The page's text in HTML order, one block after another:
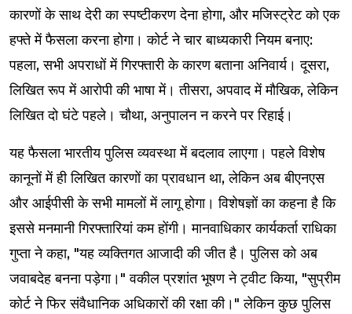
कारणों के साथ देरी का स्पष्टीकरण देना होगा, और मजिस्ट्रेट को एक
हफ्ते में फैसला करना होगा। कोर्ट ने चार बाध्यकारी नियम बनाए:
पहला, सभी अपराधों में गिरफ्तारी के कारण बताना अनिवार्य। दूसरा,
लिखित रूप में आरोपी की भाषा में। तीसरा, अपवाद में मौखिक, लेकिन
लिखित दो घंटे पहले। चौथा, अनुपालन न करने पर रिहाई।
यह फैसला भारतीय पुलिस व्यवस्था में बदलाव लाएगा। पहले विशेष
कानूनों में ही लिखित कारणों का प्रावधान था, लेकिन अब बीएनएस
और आईपीसी के सभी मामलों में लागू होगा। विशेषज्ञों का कहना है कि
इससे मनमानी गिरफ्तारियां कम होंगी। मानवाधिकार कार्यकर्ता राधिका
गुप्ता ने कहा, "यह व्यक्तिगत आजादी की जीत है। पुलिस को अब
जवाबदेह बनना पड़ेगा।" वकील प्रशांत भूषण ने ट्वीट किया, "सुप्रीम
कोर्ट ने फिर संवैधानिक अधिकारों की रक्षा की।" लेकिन कुछ पुलिस